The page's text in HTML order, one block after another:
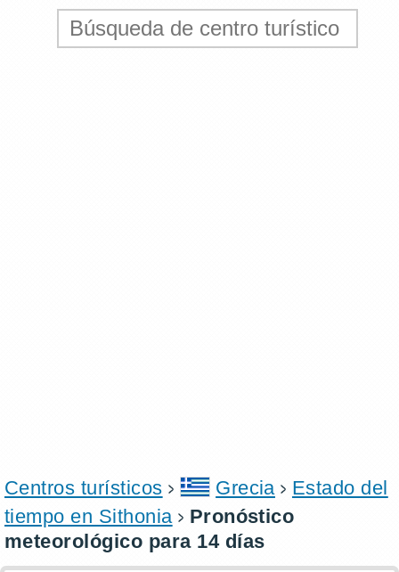
Centros turísticos Grecia
Estado del
tiempo en Sithonia
Pronóstico
meteorológico para 14 días